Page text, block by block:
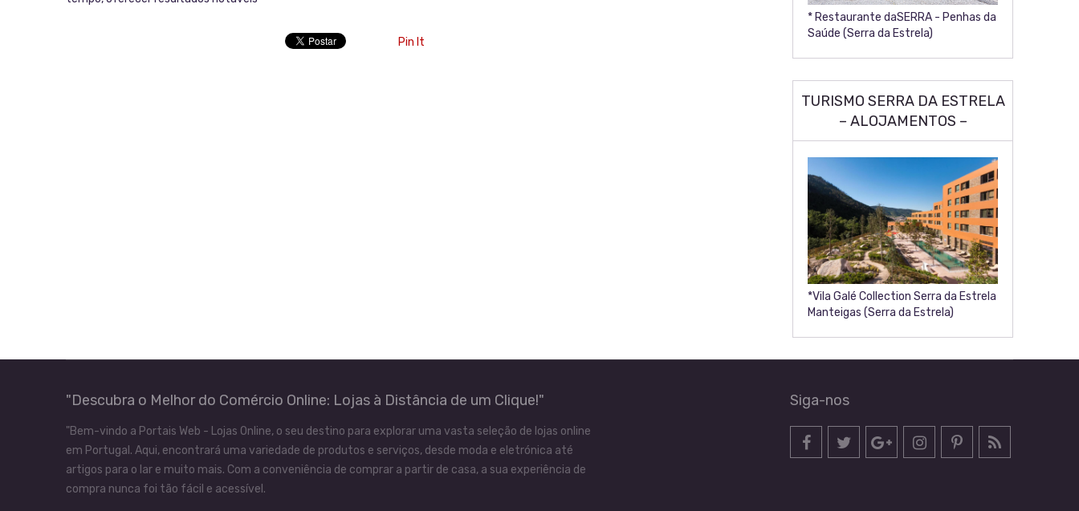
Pin It
* Restaurante daSERRA - Penhas da
Saúde (Serra da Estrela)
TURISMO SERRA DA ESTRELA
– ALOJAMENTOS –
*Vila Galé Collection Serra da Estrela
Manteigas (Serra da Estrela)
"Descubra o Melhor do Comércio Online: Lojas à Distância de um Clique!"
"Bem-vindo a Portais Web - Lojas Online, o seu destino para explorar uma vasta seleção de lojas online
em Portugal. Aqui, encontrará uma variedade de produtos e serviços, desde moda e eletrónica até
artigos para o lar e muito mais. Com a conveniência de comprar a partir de casa, a sua experiência de
compra nunca foi tão fácil e acessível.
Siga-nos